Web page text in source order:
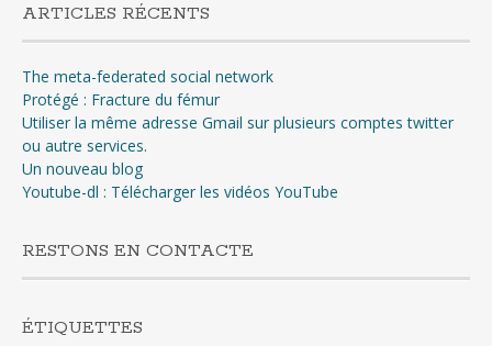
ARTICLES RÉCENTS
The meta-federated social network
Protégé : Fracture du fémur
Utiliser la même adresse Gmail sur plusieurs comptes twitter
ou autre services.
Un nouveau blog
Youtube-dl : Télécharger les vidéos YouTube
RESTONS EN CONTACTE
ÉTIQUETTES